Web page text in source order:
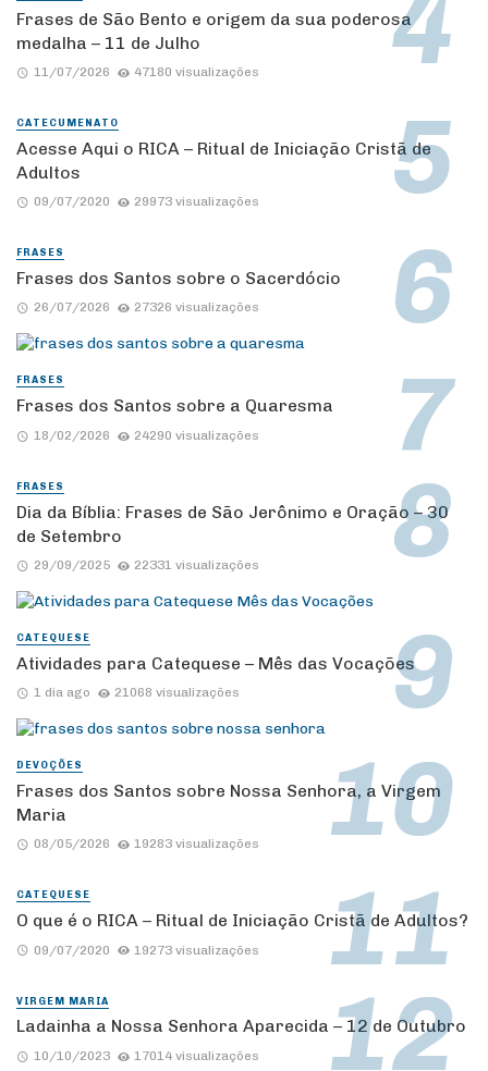
Frases de São Bento e origem da sua poderosa
medalha – 11 de Julho
11/07/2026 47180 visualizações
CATECUMENATO
Acesse Aqui o RICA – Ritual de Iniciação Cristã de
Adultos
09/07/2020 29973 visualizações
FRASES
Frases dos Santos sobre o Sacerdócio
26/07/2026 27326 visualizações
FRASES
Frases dos Santos sobre a Quaresma
18/02/2026 24290 visualizações
FRASES
Dia da Bíblia: Frases de São Jerônimo e Oração – 30
de Setembro
29/09/2025 22331 visualizações
CATEQUESE
Atividades para Catequese – Mês das Vocações
1 dia ago 21068 visualizações
DEVOÇÕES
Frases dos Santos sobre Nossa Senhora, a Virgem
Maria
08/05/2026 19283 visualizações
CATEQUESE
O que é o RICA – Ritual de Iniciação Cristã de Adultos?
09/07/2020 19273 visualizações
VIRGEM MARIA
Ladainha a Nossa Senhora Aparecida – 12 de Outubro
10/10/2023 17014 visualizações